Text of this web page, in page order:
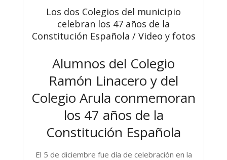
Los dos Colegios del municipio
celebran los 47 años de la
Constitución Española / Video y fotos
Alumnos del Colegio
Ramón Linacero y del
Colegio Arula conmemoran
los 47 años de la
Constitución Española
El 5 de diciembre fue día de celebración en la